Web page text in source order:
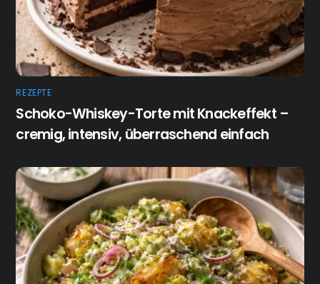
REZEPTE
Schoko-Whiskey-Torte mit Knackeffekt –
cremig, intensiv, überraschend einfach